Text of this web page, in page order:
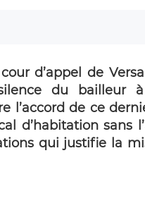
d’appel de
du bailleur
l’accord de ce
d’habitation sans
qui justifie la